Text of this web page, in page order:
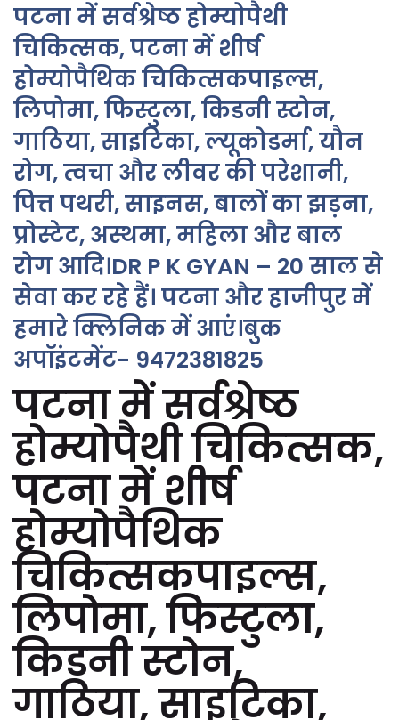
पटना में सर्वश्रेष्ठ होम्योपैथी
चिकित्सक, पटना में शीर्ष
होम्योपैथिक चिकित्सकपाइल्स,
लिपोमा, फिस्टुला, किडनी स्टोन,
गाठिया, साइटिका, ल्यूकोडर्मा, यौन
रोग, त्वचा और लीवर की परेशानी,
पित्त पथरी, साइनस, बालों का झड़ना,
प्रोस्टेट, अस्थमा, महिला और बाल
रोग आदि।DR P K GYAN – 20 साल से
सेवा कर रहे हैं। पटना और हाजीपुर में
हमारे क्लिनिक में आएं।बुक
अपॉइंटमेंट- 9472381825
पटना में सर्वश्रेष्ठ
होम्योपैथी चिकित्सक,
पटना में शीर्ष
होम्योपैथिक
चिकित्सकपाइल्स,
लिपोमा, फिस्टुला,
किडनी स्टोन,
गाठिया, साइटिका,